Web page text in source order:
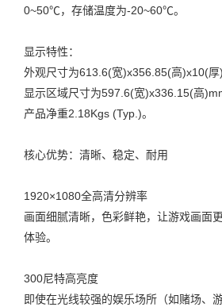
0~50℃，存储温度为-20~60℃。
显示特性：
外观尺寸为613.6(宽)x356.85(高)x10(厚
显示区域尺寸为597.6(宽)x336.15(高
产品净重2.18Kgs (Typ.)。
核心优势：清晰、稳定、耐用
1920×1080全高清分辨率
画面细腻清晰，色彩鲜艳，让游戏画面
体验。
300尼特高亮度
即使在光线较强的娱乐场所（如赌场、